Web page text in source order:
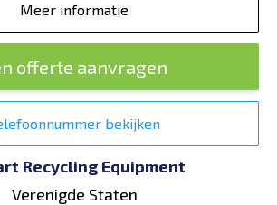
Meer informatie
offerte aanvragen
bekijken
Recycling Equipment
Verenigde Staten